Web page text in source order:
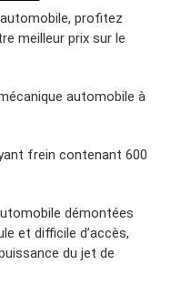
profitez
meilleur prix sur le
automobile à
frein contenant 600
démontées
et difficile d’accès,
du jet de